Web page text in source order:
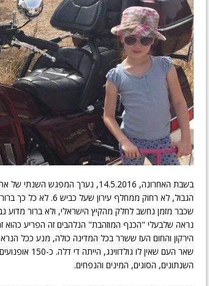
בשבת האחרונה, 14.5.2016, נערך
הגבול, לא רחוק ממחלף
שכבר מזמן נחשב לחלק מהקיץ הישראלי, ולא ברור מדוע
הירקון והחום העז ששרר בכל המדינה כולה, מנע ככל
השנתונים, הסוגים, המינים והנפחים.